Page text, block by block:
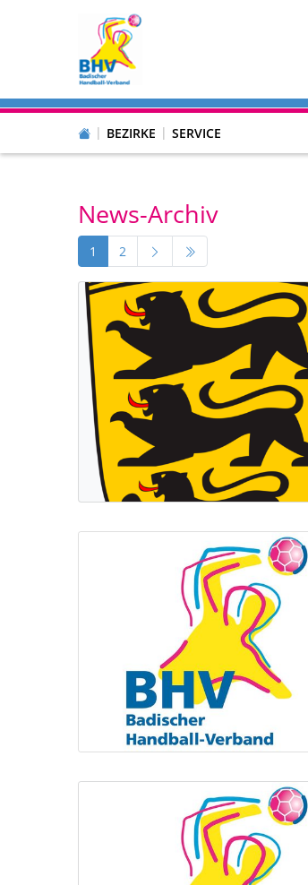
BEZIRKE SERVICE
News-Archiv
1 2